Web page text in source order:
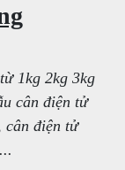
1kg 2kg 3kg
cân điện tử
cân điện tử